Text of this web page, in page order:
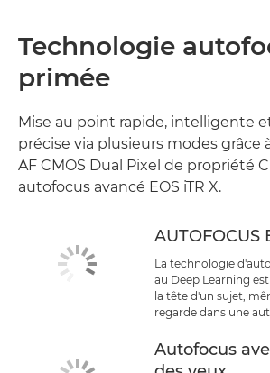
Technologie
primée
Mise au point rapide, intelligente
précise via plusieurs modes grâce
AF CMOS Dual Pixel de propriété
autofocus avancé EOS iTR X.
AUTOFOCUS
La technologie
au Deep Learning
la tête d'un sujet,
regarde dans une
Autofocus